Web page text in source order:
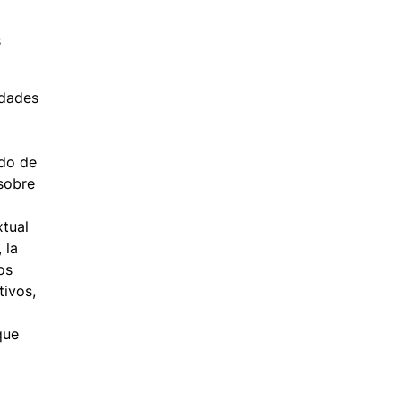
de
la